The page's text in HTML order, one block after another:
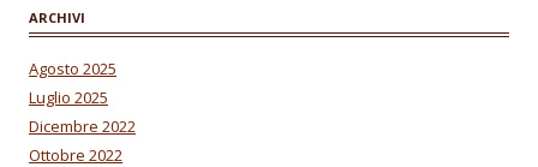
ARCHIVI
Agosto 2025
Luglio 2025
Dicembre 2022
Ottobre 2022